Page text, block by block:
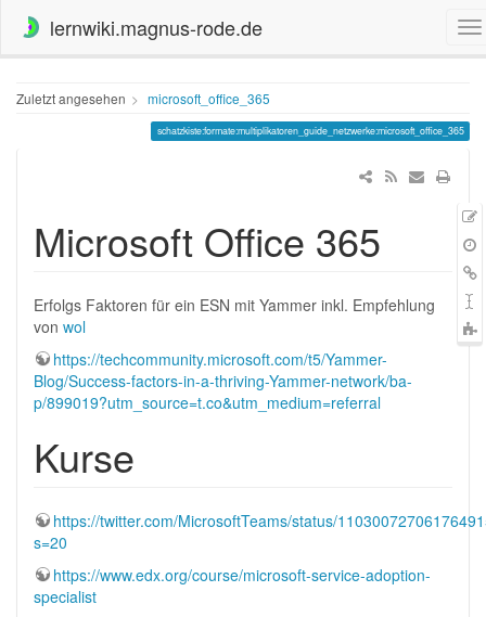
lernwiki.magnus-rode.de
Zuletzt angesehen microsoft_office_365
schatzkiste:formate:multiplikatoren_guide_netzwerke:microsoft_office_365
Microsoft Office 365
Erfolgs Faktoren für ein ESN mit Yammer inkl. Empfehlung
von wol
https://techcommunity.microsoft.com/t5/Yammer-
Blog/Success-factors-in-a-thriving-Yammer-network/ba-
p/899019?utm_source=t.co&utm_medium=referral
Kurse
https://twitter.com/MicrosoftTeams/status/
s=20
https://www.edx.org/course/microsoft-service-adoption-
specialist